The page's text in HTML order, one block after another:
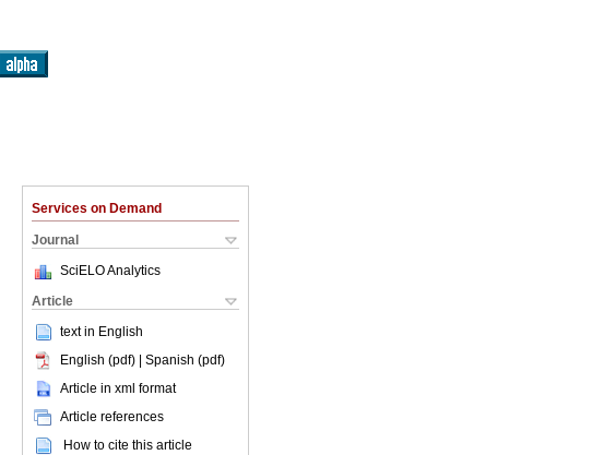
Services on Demand
Journal
SciELO Analytics
Article
text in English
English (pdf) | Spanish (pdf)
Article in xml format
Article references
How to cite this article